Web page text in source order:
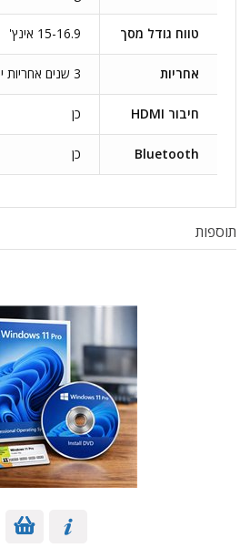
טווח גודל מסך 15-16.9 אינץ'
אחריות 3 שנים אחריות יצרן באתר הלקוח
חיבור HDMI כן
Bluetooth כן
תוספות